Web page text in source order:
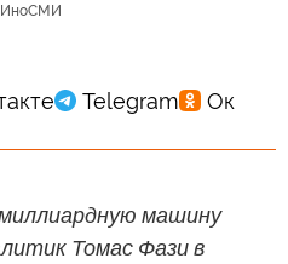
ИноСМИ
машину
Томас Фази в